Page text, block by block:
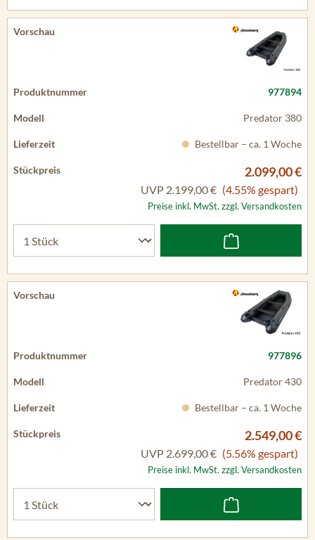
977894
Predator 380
Bestellbar – ca. 1 Woche
2.099,00 €
UVP 2.199,00 € (4.55% gespart)
Preise inkl. MwSt. zzgl. Versandkosten
977896
Predator 430
Bestellbar – ca. 1 Woche
2.549,00 €
UVP 2.699,00 € (5.56% gespart)
Preise inkl. MwSt. zzgl. Versandkosten